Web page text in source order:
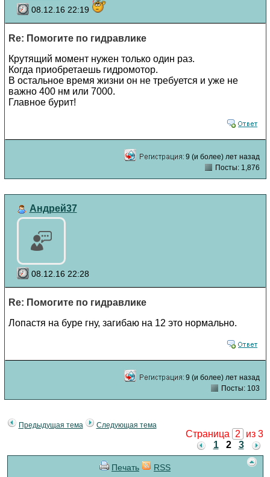
08.12.16 22:19
Re: Помогите по гидравлике
Крутящий момент нужен только один раз.
Когда приобретаешь гидромотор.
В остальное время жизни он не требуется и уже не
важно 400 нм или 7000.
Главное бурит!
9 (и более) лет назад
Посты: 1,876
Андрей37
08.12.16 22:28
Re: Помогите по гидравлике
Лопастя на буре гну, загибаю на 12 это нормально.
9 (и более) лет назад
Посты: 103
Предыдущая тема Следующая тема
Страница 2
из 3
1
2 3
Печать RSS